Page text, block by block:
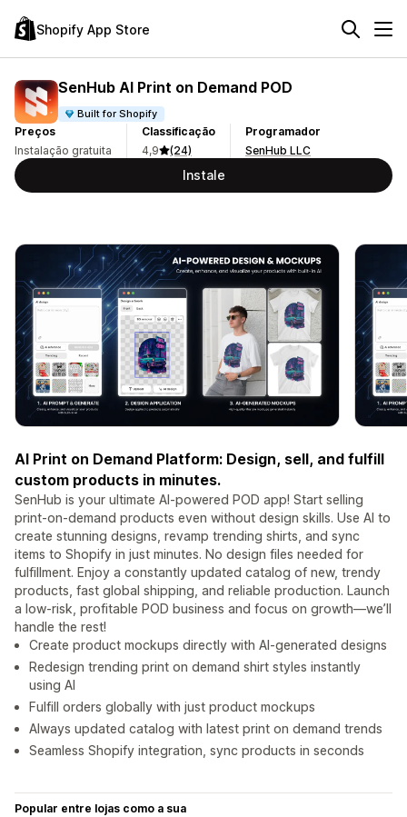
Shopify App Store
SenHub AI Print on Demand POD
Built for Shopify
Preços
Instalação gratuita
Classificação
4,9
(24)
Programador
SenHub LLC
Instale
AI Print on Demand Platform: Design, sell, and fulfill
custom products in minutes.
SenHub is your ultimate AI-powered POD app! Start selling
print-on-demand products even without design skills. Use AI to
create stunning designs, revamp trending shirts, and sync
items to Shopify in just minutes. No design files needed for
fulfillment. Enjoy a constantly updated catalog of new, trendy
products, fast global shipping, and reliable production. Launch
a low-risk, profitable POD business and focus on growth—we’ll
handle the rest!
Create product mockups directly with AI-generated designs
Redesign trending print on demand shirt styles instantly
using AI
Fulfill orders globally with just product mockups
Always updated catalog with latest print on demand trends
Seamless Shopify integration, sync products in seconds
Popular entre lojas como a sua